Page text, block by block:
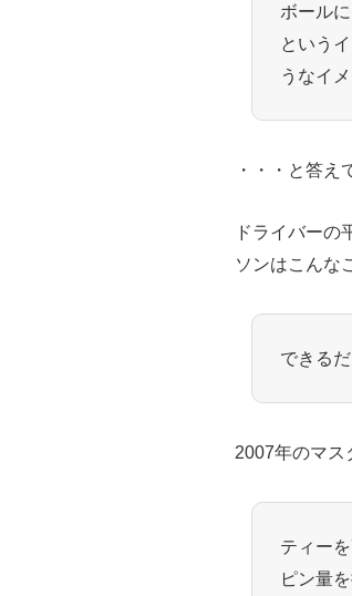
ボール
という
うなイ
・・・と答え
ドライバーの
ソンはこんな
できる
2007年のマス
ティー
ピン量